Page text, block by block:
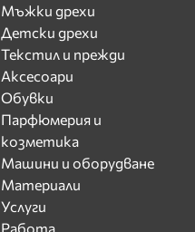
Мъжки дрехи
Детски дрехи
Текстил и прежди
Аксесоари
Обувки
Парфюмерия и
козметика
Машини и оборудване
Материали
Услуги
Работа